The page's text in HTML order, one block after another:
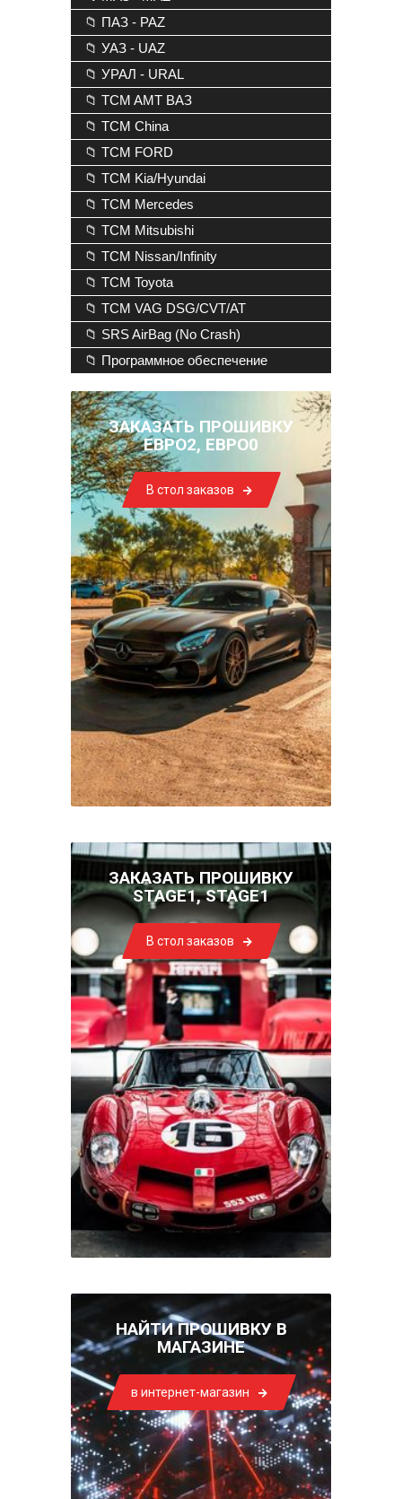
📁 ПАЗ - PAZ
📁 УАЗ - UAZ
📁 УРАЛ - URAL
📁 TCM AMT ВАЗ
📁 TCM China
📁 TCM FORD
📁 TCM Kia/Hyundai
📁 TCM Mercedes
📁 TCM Mitsubishi
📁 TCM Nissan/Infinity
📁 TCM Toyota
📁 TCM VAG DSG/CVT/AT
📁 SRS AirBag (No Crash)
📁 Программное обеспечение
ЗАКАЗАТЬ ПРОШИВКУ
ЕВРО2, ЕВРО0
В стол заказов
ЗАКАЗАТЬ ПРОШИВКУ
STAGE1, STAGE1
В стол заказов
НАЙТИ ПРОШИВКУ В
МАГАЗИНЕ
в интернет-магазин